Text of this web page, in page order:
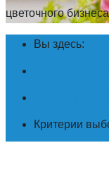
цветочного бизнеса
Вы здесь:
Критерии